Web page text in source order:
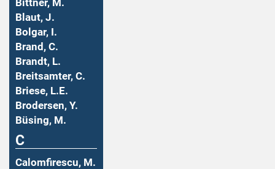
Bittner, M.
Blaut, J.
Bolgar, I.
Brand, C.
Brandt, L.
Breitsamter, C.
Briese, L.E.
Brodersen, Y.
Büsing, M.
C
Calomfirescu, M.